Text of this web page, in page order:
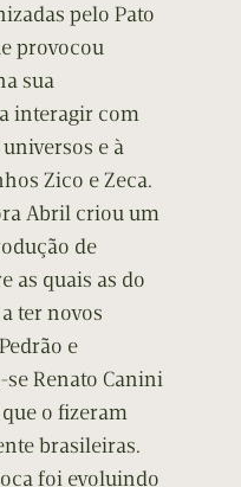
pelo Pato
provocou
sua
interagir com
e à
Zico e Zeca.
Abril criou um
de
as quais as do
ter novos
e
Renato Canini
o fizeram
brasileiras.
foi evoluindo